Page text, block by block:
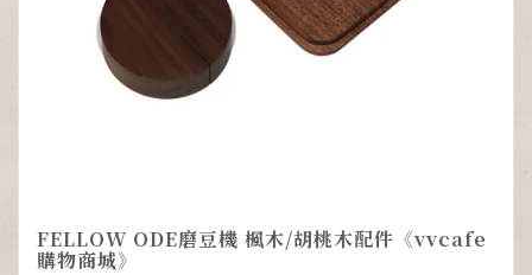
FELLOW ODE磨豆機 楓木/胡桃木配件《vvcafe
購物商城》